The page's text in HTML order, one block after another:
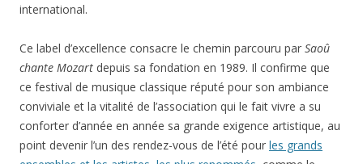
international.
Ce label d’excellence consacre le chemin parcouru par Saoû
chante Mozart depuis sa fondation en 1989. Il confirme que
ce festival de musique classique réputé pour son ambiance
conviviale et la vitalité de l’association qui le fait vivre a su
conforter d’année en année sa grande exigence artistique, au
point devenir l’un des rendez-vous de l’été pour les grands